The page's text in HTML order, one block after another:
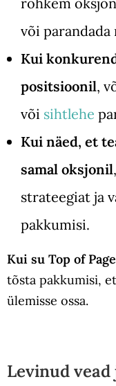
või
Kui
positsioonil,
või sihtlehe
Kui näed, et
samal oksjonil
strateegiat ja
pakkumisi.
Kui su Top of
tõsta pakkumisi,
ülemisse ossa.
Levinud